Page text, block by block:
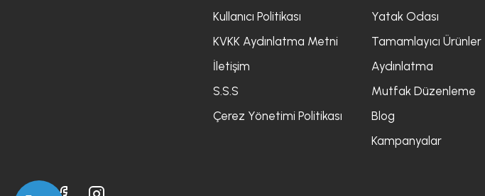
Kullanıcı Politikası
KVKK Aydınlatma Metni
İletişim
S.S.S
Çerez Yönetimi Politikası
Yatak Odası
Tamamlayıcı Ürünler
Aydınlatma
Mutfak Düzenleme
Blog
Kampanyalar